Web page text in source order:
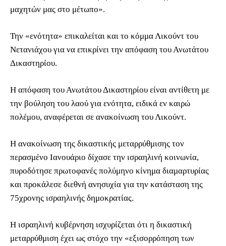
μαχητών μας στο μέτωπο».
Την «ενότητα» επικαλείται και το κόμμα Λικούντ του
Νετανιάχου για να επικρίνει την απόφαση του Ανωτάτου
Δικαστηρίου.
Η απόφαση του Ανωτάτου Δικαστηρίου είναι αντίθετη με
την βούληση του λαού για ενότητα, ειδικά εν καιρώ
πολέμου, αναφέρεται σε ανακοίνωση του Λικούντ.
Η ανακοίνωση της δικαστικής μεταρρύθμισης τον
περασμένο Ιανουάριο δίχασε την ισραηλινή κοινωνία,
πυροδότησε πρωτοφανές πολύμηνο κίνημα διαμαρτυρίας
και προκάλεσε διεθνή ανησυχία για την κατάσταση της
75χρονης ισραηλινής δημοκρατίας.
Η ισραηλινή κυβέρνηση ισχυρίζεται ότι η δικαστική
μεταρρύθμιση έχει ως στόχο την «εξισορρόπηση των